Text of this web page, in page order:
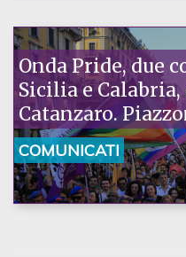
Onda Pride, due
Sicilia e Calabria,
Catanzaro.
la nostra
COMUNICATI